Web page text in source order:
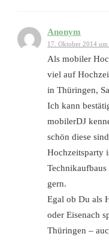
Anonym
17. Oktober 2014
Als mobiler
viel auf
in Thüringen,
Ich kann
mobilerDJ
schön diese
Hochzeitsparty
Technikaufbaus
gern.
Egal ob Du als
oder Eisenach
Thüringen –